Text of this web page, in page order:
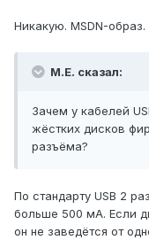
Никакую. MSDN-образ.
М.Е. сказал:
Зачем у кабелей
жёстких дисков
разъёма?
По стандарту USB 2
больше 500 мА. Если
он не заведётся от